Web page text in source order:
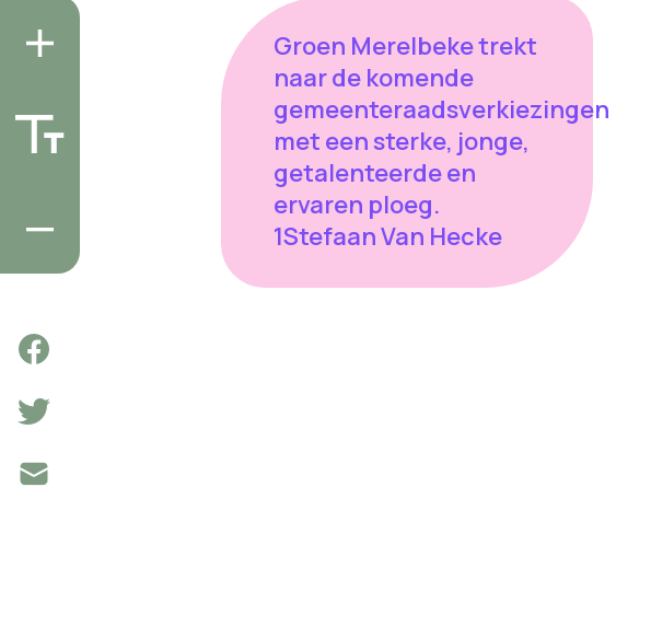
Groen Merelbeke trekt
naar de komende
gemeenteraadsverkiezingen
met een sterke, jonge,
getalenteerde en
ervaren ploeg.
1Stefaan Van Hecke